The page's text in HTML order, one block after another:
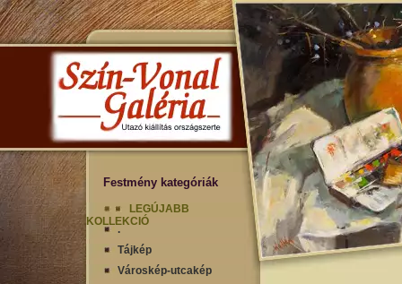
Festmény kategóriák
LEGÚJABB
KOLLEKCIÓ
.
Tájkép
Városkép-utcakép